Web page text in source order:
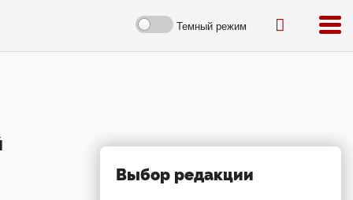
Темный режим
Выбор редакции